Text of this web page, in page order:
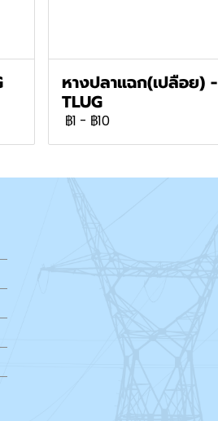
หางปลาแฉก(เปลือย) -
TLUG
฿1 - ฿10